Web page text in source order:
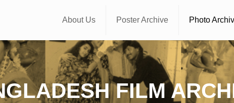
About Us Poster Archive Photo
FILM